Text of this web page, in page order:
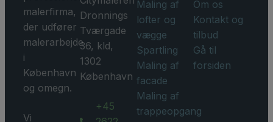
malerfirma,
der udfører
malerarbejde
i
København
og omegn.
Vi
Dronnings
Tværgade
36, kld,
1302
København
+45
Maling af
lofter og
vægge
Spartling
Maling af
facade
Maling af
trappeopgang
Om os
Kontakt og
tilbud
Gå til
forsiden